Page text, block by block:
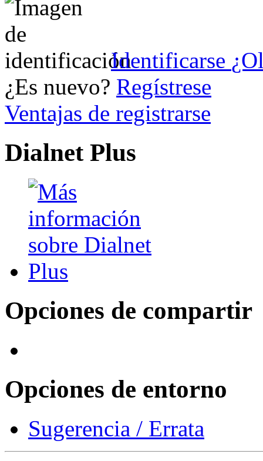
Identificarse
¿Es nuevo? Regístrese
Ventajas de registrarse
Dialnet Plus
Opciones de compartir
Opciones de entorno
Sugerencia / Errata